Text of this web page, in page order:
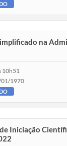
na
10h51
1970
Iniciação